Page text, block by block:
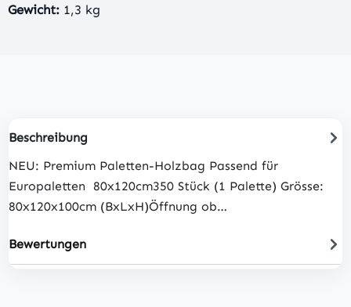
Gewicht: 1,3 kg
Beschreibung
NEU: Premium Paletten-Holzbag Passend für
Europaletten 80x120cm350 Stück (1 Palette) Grösse:
80x120x100cm (BxLxH)Öffnung ob…
Bewertungen